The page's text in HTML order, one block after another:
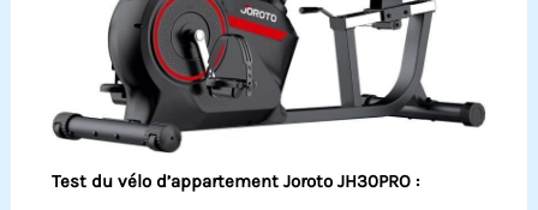
Test du vélo d’appartement Joroto JH30PRO :